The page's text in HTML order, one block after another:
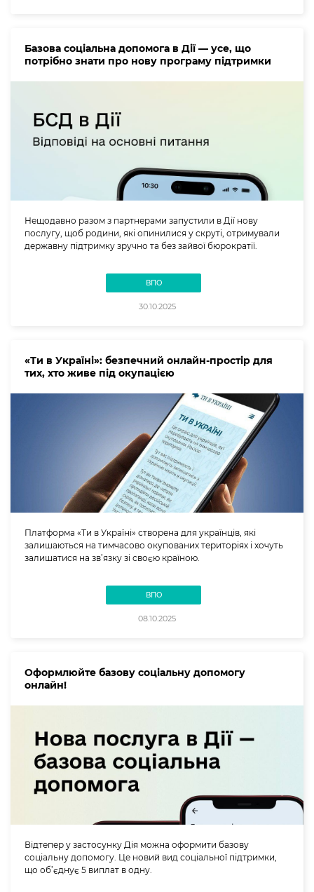
Базова соціальна допомога в Дії — усе, що
потрібно знати про нову програму підтримки
Нещодавно разом з партнерами запустили в Дії нову
послугу, щоб родини, які опинилися у скруті, отримували
державну підтримку зручно та без зайвої бюрократії.
ВПО
30.10.2025
«Ти в Україні»: безпечний онлайн-простір для
тих, хто живе під окупацією
Платформа «Ти в Україні» створена для українців, які
залишаються на тимчасово окупованих територіях і хочуть
залишатися на зв’язку зі своєю країною.
ВПО
08.10.2025
Оформлюйте базову соціальну допомогу
онлайн!
Відтепер у застосунку Дія можна оформити базову
соціальну допомогу. Це новий вид соціальної підтримки,
що об’єднує 5 виплат в одну.